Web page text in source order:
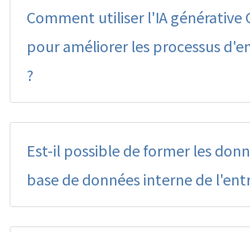
Comment utiliser l'IA générative
pour améliorer les processus
?
Est-il possible de former les
base de données interne de